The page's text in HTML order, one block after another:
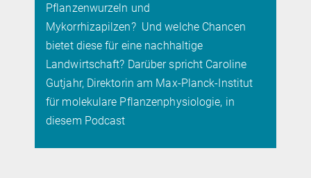
Pflanzenwurzeln und
Mykorrhizapilzen? Und welche Chancen
bietet diese für eine nachhaltige
Landwirtschaft? Darüber spricht Caroline
Gutjahr, Direktorin am Max-Planck-Institut
für molekulare Pflanzenphysiologie, in
diesem Podcast